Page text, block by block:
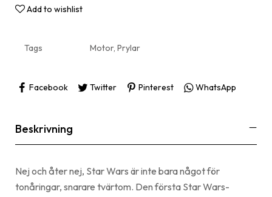
Add to wishlist
Tags Motor, Prylar
Facebook Twitter Pinterest WhatsApp
Beskrivning
Nej och åter nej, Star Wars är inte bara något för
tonåringar, snarare tvärtom. Den första Star Wars-